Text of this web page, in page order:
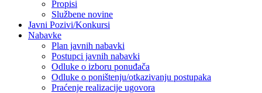
Propisi
Službene novine
Javni Pozivi/Konkursi
Nabavke
Plan javnih nabavki
Postupci javnih nabavki
Odluke o izboru ponuđača
Odluke o poništenju/otkazivanju postupaka
Praćenje realizacije ugovora